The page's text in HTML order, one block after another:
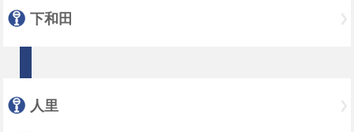
下和田
人里